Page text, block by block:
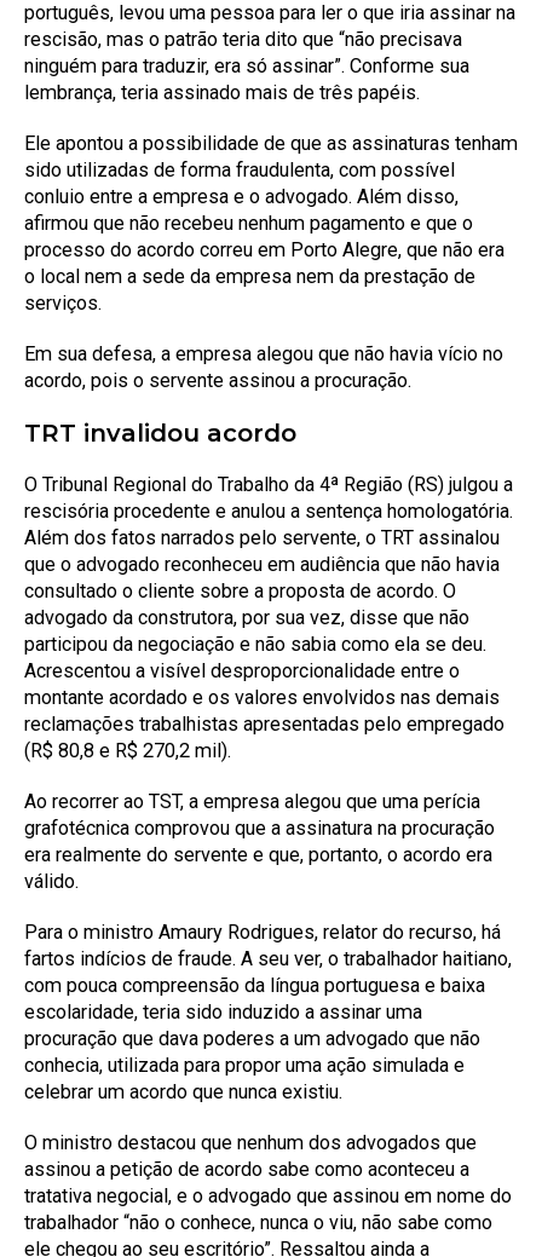
português, levou uma pessoa para ler o que iria assinar na
rescisão, mas o patrão teria dito que “não precisava
ninguém para traduzir, era só assinar”. Conforme sua
lembrança, teria assinado mais de três papéis.
Ele apontou a possibilidade de que as assinaturas tenham
sido utilizadas de forma fraudulenta, com possível
conluio entre a empresa e o advogado. Além disso,
afirmou que não recebeu nenhum pagamento e que o
processo do acordo correu em Porto Alegre, que não era
o local nem a sede da empresa nem da prestação de
serviços.
Em sua defesa, a empresa alegou que não havia vício no
acordo, pois o servente assinou a procuração.
TRT invalidou acordo
O Tribunal Regional do Trabalho da 4ª Região (RS) julgou a
rescisória procedente e anulou a sentença homologatória.
Além dos fatos narrados pelo servente, o TRT assinalou
que o advogado reconheceu em audiência que não havia
consultado o cliente sobre a proposta de acordo. O
advogado da construtora, por sua vez, disse que não
participou da negociação e não sabia como ela se deu.
Acrescentou a visível desproporcionalidade entre o
montante acordado e os valores envolvidos nas demais
reclamações trabalhistas apresentadas pelo empregado
(R$ 80,8 e R$ 270,2 mil).
Ao recorrer ao TST, a empresa alegou que uma perícia
grafotécnica comprovou que a assinatura na procuração
era realmente do servente e que, portanto, o acordo era
válido.
Para o ministro Amaury Rodrigues, relator do recurso, há
fartos indícios de fraude. A seu ver, o trabalhador haitiano,
com pouca compreensão da língua portuguesa e baixa
escolaridade, teria sido induzido a assinar uma
procuração que dava poderes a um advogado que não
conhecia, utilizada para propor uma ação simulada e
celebrar um acordo que nunca existiu.
O ministro destacou que nenhum dos advogados que
assinou a petição de acordo sabe como aconteceu a
tratativa negocial, e o advogado que assinou em nome do
trabalhador “não o conhece, nunca o viu, não sabe como
ele chegou ao seu escritório”. Ressaltou ainda a